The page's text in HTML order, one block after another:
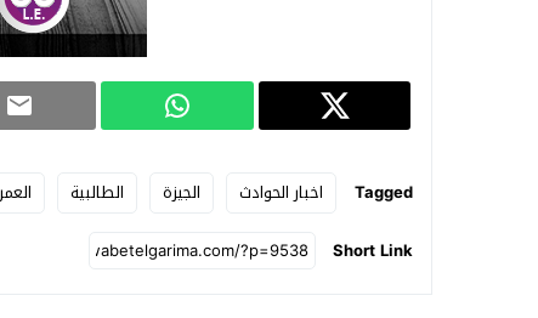
Tagged اخبار الحوادث الجيزة الطالبية
Short Link